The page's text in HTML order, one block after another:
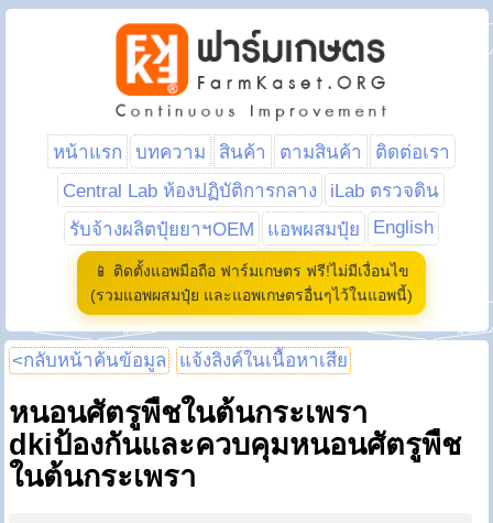
หน้าแรก บทความ สินค้า ตามสินค้า
ติดต่อเรา
Central Lab ห้องปฏิบัติการกลาง
iLab ตรวจดิน
รับจ้างผลิตปุ๋ยยาฯOEM
แอพผสมปุ๋ย English
📱 ติดตั้งแอพมือถือ ฟาร์มเกษตร ฟรี!ไม่มีเงื่อนไข
(รวมแอพผสมปุ๋ย และแอพเกษตรอื่นๆไว้ในแอพนี้)
<กลับหน้าค้นข้อมูล แจ้งลิงค์ในเนื้อหาเสีย
หนอนศัตรูพืชในต้นกระเพรา
dkiป้องกันและควบคุมหนอนศัตรูพืช
ในต้นกระเพรา